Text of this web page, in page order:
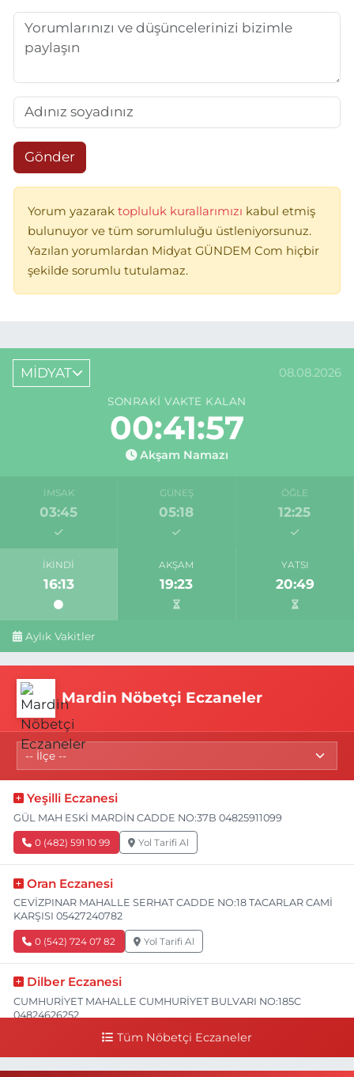
Gönder
Yorum yazarak topluluk kurallarımızı kabul etmiş
bulunuyor ve tüm sorumluluğu üstleniyorsunuz.
Yazılan yorumlardan Midyat GÜNDEM Com hiçbir
şekilde sorumlu tutulamaz.
MİDYAT 08.08.2026
SONRAKI VAKTE KALAN
00:41:57
Akşam Namazı
İMSAK
03:45
GÜNEŞ
05:18
ÖĞLE
12:25
İKINDI
16:13
AKŞAM
19:23
YATSI
20:49
Aylık Vakitler
Mardin Nöbetçi Eczaneler
Yeşilli Eczanesi
GÜL MAH ESKİ MARDİN CADDE NO:37B 04825911099
0 (482) 591 10 99 Yol Tarifi Al
Oran Eczanesi
CEVİZPINAR MAHALLE SERHAT CADDE NO:18 TACARLAR CAMİ
KARŞISI 05427240782
0 (542) 724 07 82 Yol Tarifi Al
Dilber Eczanesi
CUMHURİYET MAHALLE CUMHURİYET BULVARI NO:185C
04824626252
0 (482) 462 62 52 Yol Tarifi Al
Tüm Nöbetçi Eczaneler